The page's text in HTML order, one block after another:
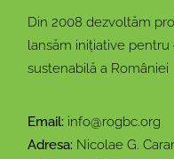
Din 2008 dezvoltăm
lansăm inițiative pentru
sustenabilă a României
Email: info@rogbc.org
Adresa: Nicolae G.